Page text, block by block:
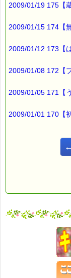
2009/01/19 175【
2009/01/15 174【
2009/01/12 173【
2009/01/08 172【
2009/01/05 171【
2009/01/01 170【